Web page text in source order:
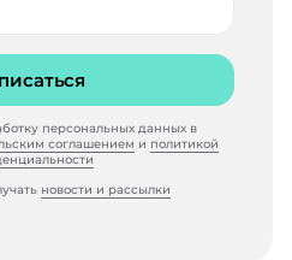
персональных данных в
соглашением и политикой
новости и рассылки